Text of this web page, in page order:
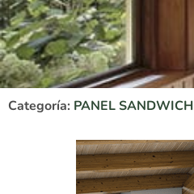
Categoría: PANEL SANDWICH